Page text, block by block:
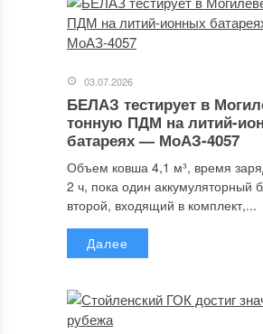
03.07.2026
БЕЛАЗ тестирует в
тонную ПДМ на литий-
батареях — МоАЗ-4057
Объем ковша 4,1 м³, время
2 ч, пока один аккумуляторный
второй, входящий в комплект,...
Далее